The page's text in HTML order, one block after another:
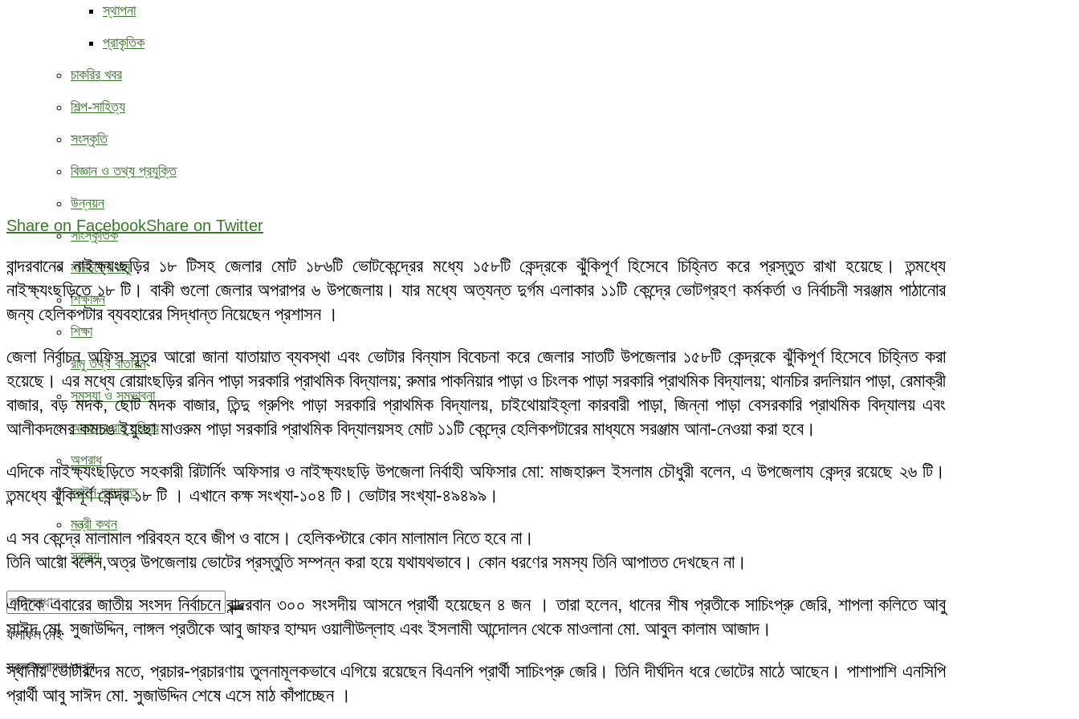
স্থাপনা
প্রাকৃতিক
চাকরির খবর
শিল্প-সাহিত্য
সংস্কৃতি
বিজ্ঞান ও তথ্য প্রযুক্তি
উন্নয়ন
সাংস্কৃতিক
মানচিত্রে রামু
শিক্ষাঙ্গন
শিক্ষা
রামু তথ্য বাতায়ন
সমস্যা ও সম্ভাবনা
আমাদের রামু পরিবার
অপরাধ
আইন-আদালত
মন্ত্রী কথন
স্বাস্থ্য
ফলাফল নেই
সকল ফলাফল দেখুন
Share on FacebookShare on Twitter
বান্দরবানের নাইক্ষ্যংছড়ির ১৮ টিসহ জেলার মোট ১৮৬টি ভোটকেন্দ্রের মধ্যে ১৫৮টি কেন্দ্রকে ঝুঁকিপূর্ণ হিসেবে চিহ্নিত করে প্রস্তুত রাখা হয়েছে। তন্মধ্যে
নাইক্ষ্যংছড়িতে ১৮ টি। বাকী গুলো জেলার অপরাপর ৬ উপজেলায়। যার মধ্যে অত্যন্ত দুর্গম এলাকার ১১টি কেন্দ্রে ভোটগ্রহণ কর্মকর্তা ও নির্বাচনী সরঞ্জাম পাঠানোর
জন্য হেলিকপটার ব্যবহারের সিদ্ধান্ত নিয়েছেন প্রশাসন ।
জেলা নির্বাচন অফিস সূত্র আরো জানা যাতায়াত ব্যবস্থা এবং ভোটার বিন্যাস বিবেচনা করে জেলার সাতটি উপজেলার ১৫৮টি কেন্দ্রকে ঝুঁকিপূর্ণ হিসেবে চিহ্নিত করা
হয়েছে। এর মধ্যে রোয়াংছড়ির রনিন পাড়া সরকারি প্রাথমিক বিদ্যালয়; রুমার পাকনিয়ার পাড়া ও চিংলক পাড়া সরকারি প্রাথমিক বিদ্যালয়; থানচির রদলিয়ান পাড়া, রেমাক্রী
বাজার, বড় মদক, ছোট মদক বাজার, তিন্দু গ্রুপিং পাড়া সরকারি প্রাথমিক বিদ্যালয়, চাইথোয়াইহ্লা কারবারী পাড়া, জিন্না পাড়া বেসরকারি প্রাথমিক বিদ্যালয় এবং
আলীকদমের কমচঙ ইয়ুংছা মাওরুম পাড়া সরকারি প্রাথমিক বিদ্যালয়সহ মোট ১১টি কেন্দ্রে হেলিকপটারের মাধ্যমে সরঞ্জাম আনা-নেওয়া করা হবে।
এদিকে নাইক্ষ্যংছড়িতে সহকারী রিটার্নিং অফিসার ও নাইক্ষ্যংছড়ি উপজেলা নির্বাহী অফিসার মো: মাজহারুল ইসলাম চৌধুরী বলেন, এ উপজেলায কেন্দ্র রয়েছে ২৬ টি।
তন্মধ্যে ঝুঁকিপূর্ণ কেন্দ্র ১৮ টি । এখানে কক্ষ সংখ্যা-১০৪ টি। ভোটার সংখ্যা-৪৯৪৯৯।
এ সব কেন্দ্রে মালামাল পরিবহন হবে জীপ ও বাসে। হেলিকপ্টারে কোন মালামাল নিতে হবে না।
তিনি আরো বলেন,অত্র উপজেলায় ভোটের প্রস্তুতি সম্পন্ন করা হয়ে যথাযথভাবে। কোন ধরণের সমস্য তিনি আপাতত দেখছেন না।
এদিকে এবারের জাতীয় সংসদ নির্বাচনে বান্দরবান ৩০০ সংসদীয় আসনে প্রার্থী হয়েছেন ৪ জন । তারা হলেন, ধানের শীষ প্রতীকে সাচিংপ্রু জেরি, শাপলা কলিতে আবু
সাঈদ মো. সুজাউদ্দিন, লাঙ্গল প্রতীকে আবু জাফর হাম্মদ ওয়ালীউল্লাহ এবং ইসলামী আন্দোলন থেকে মাওলানা মো. আবুল কালাম আজাদ।
স্থানীয় ভোটারদের মতে, প্রচার-প্রচারণায় তুলনামূলকভাবে এগিয়ে রয়েছেন বিএনপি প্রার্থী সাচিংপ্রু জেরি। তিনি দীর্ঘদিন ধরে ভোটের মাঠে আছেন। পাশাপাশি এনসিপি
প্রার্থী আবু সাঈদ মো. সুজাউদ্দিন শেষে এসে মাঠ কাঁপাচ্ছেন ।